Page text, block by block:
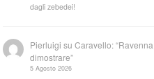
dagli zebedei!
Pierluigi suCaravello:
dimostrare”
5 Agosto 2026